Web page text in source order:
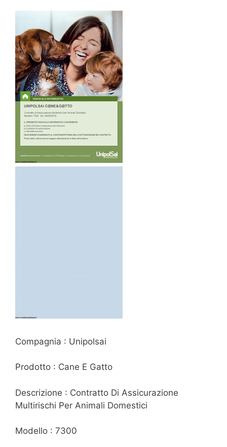
Compagnia : Unipolsai
Prodotto : Cane E Gatto
Descrizione : Contratto Di Assicurazione
Multirischi Per Animali Domestici
Modello : 7300